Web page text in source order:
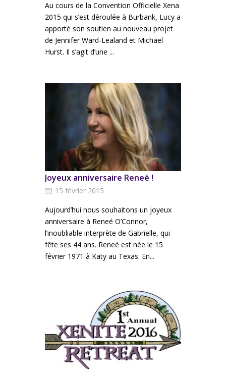
Au cours de la Convention Officielle Xena
2015 qui s’est déroulée à Burbank, Lucy a
apporté son soutien au nouveau projet
de Jennifer Ward-Lealand et Michael
Hurst. Il s’agit d’une ...
Joyeux anniversaire Reneé !
15 février 2015
Aujourd’hui nous souhaitons un joyeux
anniversaire à Reneé O’Connor,
l’inoubliable interprète de Gabrielle, qui
fête ses 44 ans. Reneé est née le 15
février 1971 à Katy au Texas. En...